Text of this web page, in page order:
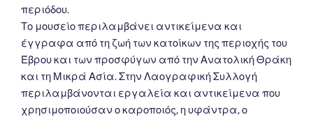
περιόδου.
Το μουσείο περιλαμβάνει αντικείμενα και
έγγραφα από τη ζωή των κατοίκων της περιοχής του
Έβρου και των προσφύγων από την Ανατολική Θράκη
και τη Μικρά Ασία. Στην Λαογραφική Συλλογή
περιλαμβάνονται εργαλεία και αντικείμενα που
χρησιμοποιούσαν ο καροποιός, η υφάντρα, ο